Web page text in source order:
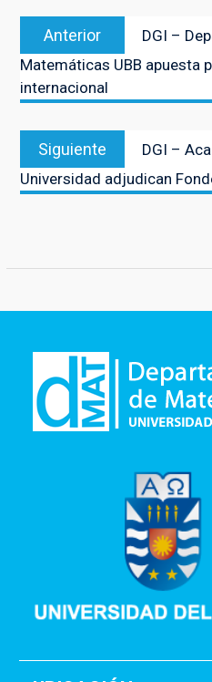
Navegación
entradas
Anterior
anterior:
DGI –
Matemáticas UBB apuesta
internacional
Siguiente
siguiente:
DGI –
Universidad adjudican